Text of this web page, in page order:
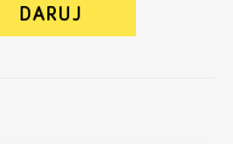
DARUJ